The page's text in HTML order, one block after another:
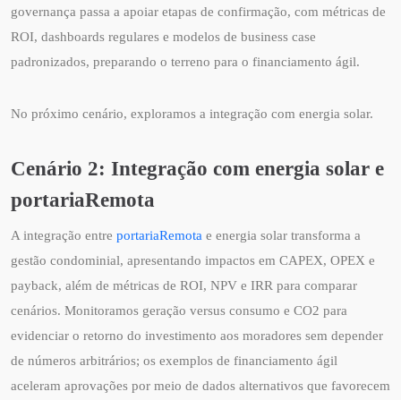
governança passa a apoiar etapas de confirmação, com métricas de
ROI, dashboards regulares e modelos de business case
padronizados, preparando o terreno para o financiamento ágil.
No próximo cenário, exploramos a integração com energia solar.
Cenário 2: Integração com energia solar e
portariaRemota
A integração entre portariaRemota e energia solar transforma a
gestão condominial, apresentando impactos em CAPEX, OPEX e
payback, além de métricas de ROI, NPV e IRR para comparar
cenários. Monitoramos geração versus consumo e CO2 para
evidenciar o retorno do investimento aos moradores sem depender
de números arbitrários; os exemplos de financiamento ágil
aceleram aprovações por meio de dados alternativos que favorecem